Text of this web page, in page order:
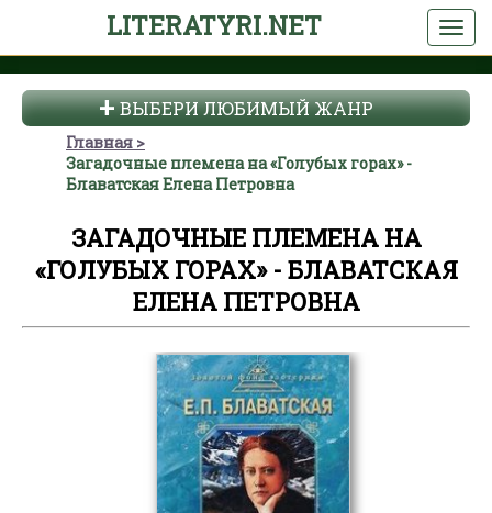
LITERATYRI.NET
ВЫБЕРИ ЛЮБИМЫЙ ЖАНР
Главная
Загадочные племена на «Голубых горах» -
Блаватская Елена Петровна
ЗАГАДОЧНЫЕ ПЛЕМЕНА НА
«ГОЛУБЫХ ГОРАХ» - БЛАВАТСКАЯ
ЕЛЕНА ПЕТРОВНА